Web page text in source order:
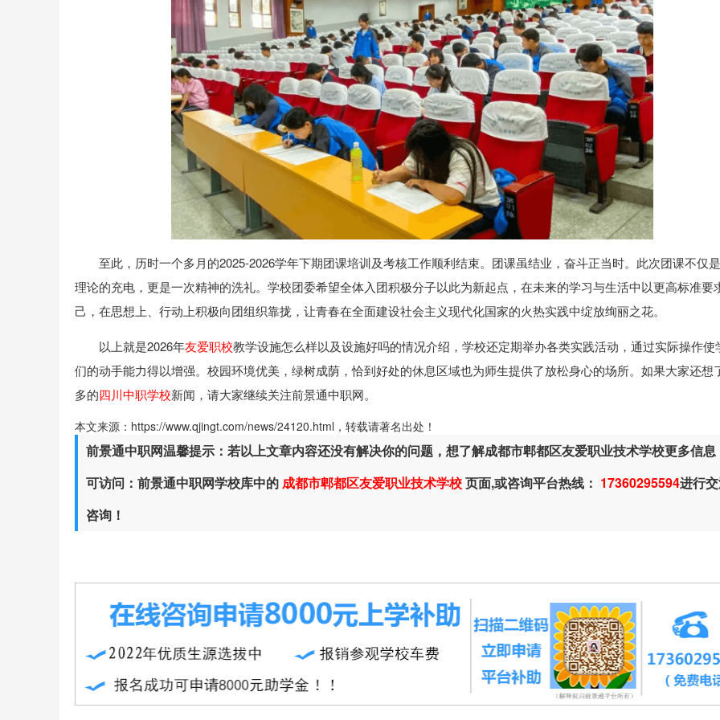
至此，历时一个多月的2025-2026学年下期团课培训及考核工作顺利结束。团课虽结业，奋斗正当时。此次团课不仅
理论的充电，更是一次精神的洗礼。学校团委希望全体入团积极分子以此为新起点，在未来的学习与生活中以更高标准要
己，在思想上、行动上积极向团组织靠拢，让青春在全面建设社会主义现代化国家的火热实践中绽放绚丽之花。
以上就是2026年友爱职校教学设施怎么样以及设施好吗的情况介绍，学校还定期举办各类实践活动，通过实际操作使
们的动手能力得以增强。校园环境优美，绿树成荫，恰到好处的休息区域也为师生提供了放松身心的场所。如果大家还想
多的四川中职学校新闻，请大家继续关注前景通中职网。
本文来源：https://www.qjingt.com/news/24120.html，转载请著名出处！
前景通中职网温馨提示：若以上文章内容还没有解决你的问题，想了解成都市郫都区友爱职业技术学校更多信息
可访问：前景通中职网学校库中的成都市郫都区友爱职业技术学校页面,或咨询平台热线： 17360295594进行
咨询！